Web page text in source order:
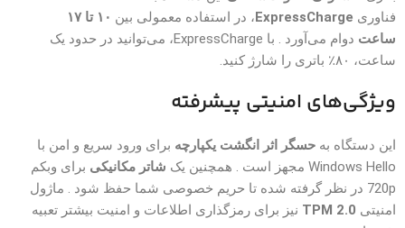
فناوری ExpressCharge، در استفاده معمولی بین
۱۰ تا ۱۷
ساعت
دوام می‌آورد . با ExpressCharge، می‌توانید در حدود یک
ساعت، ۸۰٪ باتری را شارژ کنید.
ویژگی‌های امنیتی پیشرفته
این دستگاه به حسگر اثر انگشت یکپارچه برای ورود سریع و امن با
Windows Hello مجهز است . همچنین یک
شاتر مکانیکی برای وبکم
720p در نظر گرفته شده تا حریم خصوصی شما حفظ شود . ماژول
امنیتی TPM 2.0 نیز برای رمزگذاری اطلاعات و امنیت بیشتر تعبیه